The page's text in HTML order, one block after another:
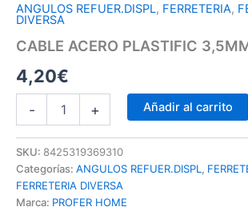
ANGULOS REFUER.DISPL, FERRETERIA,
DIVERSA
CABLE ACERO PLASTIFIC
4,20€
- + Añadir al carrito
SKU: 8425319369310
Categorías: ANGULOS REFUER.DISPL ,
FERRETERIA DIVERSA
Marca: PROFER HOME